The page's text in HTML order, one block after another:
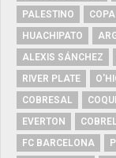
PALESTINO
HUACHIPATO
ALEXIS SÁNCHEZ
RIVER PLATE
COBRESAL
EVERTON
FC BARCELONA